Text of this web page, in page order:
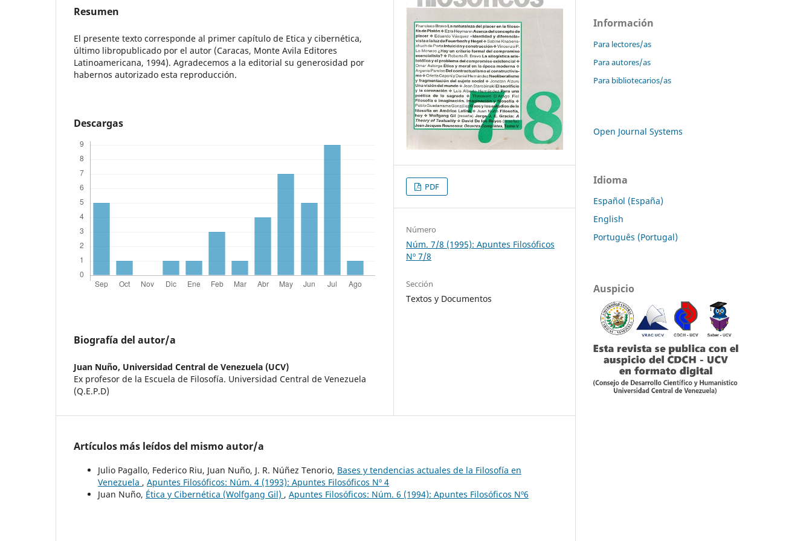
Resumen
El presente texto corresponde al primer capítulo de Etica y cibernética,
último libropublicado por el autor (Caracas, Monte Avila Editores
Latinoamericana, 1994). Agradecemos a la editorial su generosidad por
habernos autorizado esta reproducción.
Descargas
Biografía del autor/a
Juan Nuño, Universidad Central de Venezuela (UCV)
Ex profesor de la Escuela de Filosofía. Universidad Central de Venezuela
(Q.E.P.D)
PDF
Número
Núm. 7/8 (1995): Apuntes Filosóficos
Nº 7/8
Sección
Textos y Documentos
Artículos más leídos del mismo autor/a
Julio Pagallo, Federico Riu, Juan Nuño, J. R. Núñez Tenorio, Bases y tendencias actuales de la Filosofía en
Venezuela , Apuntes Filosóficos: Núm. 4 (1993): Apuntes Filosóficos Nº 4
Juan Nuño, Ética y Cibernética (Wolfgang Gil) , Apuntes Filosóficos: Núm. 6 (1994): Apuntes Filosóficos Nº6
Información
Para lectores/as
Para autores/as
Para bibliotecarios/as
Open Journal Systems
Idioma
Español (España)
English
Português (Portugal)
Auspicio